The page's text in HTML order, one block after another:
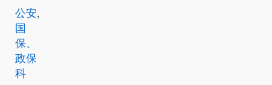
公安,
国
保、
政保
科